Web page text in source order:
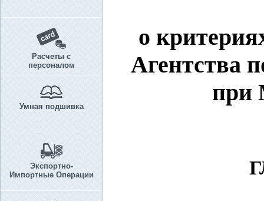
Расчеты с
персоналом
Умная подшивка
Экспортно-
Импортные Операции
о
Агентства
при